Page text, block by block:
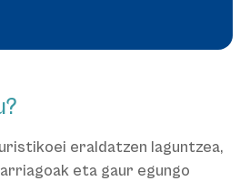
eraldatzen laguntzea,
eta gaur egungo